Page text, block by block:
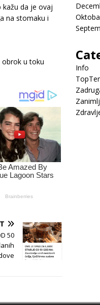
da je ovaj
na stomaku i
obrok u toku
50
Info